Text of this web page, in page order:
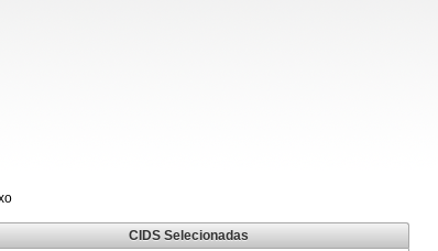
CIDS Selecionadas